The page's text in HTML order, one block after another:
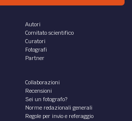
Autori
Comitato scientifico
Curatori
Fotografi
Partner
Collaborazioni
Recensioni
Sei un fotografo?
Norme redazionali generali
Regole per invio e referaggio